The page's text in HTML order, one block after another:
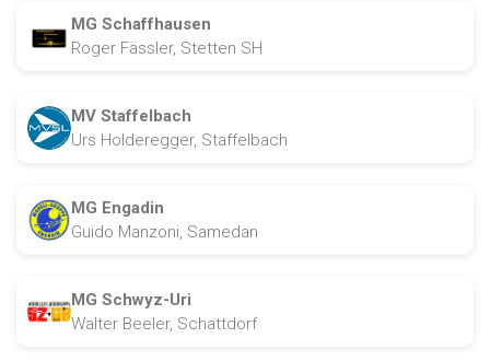
MG Schaffhausen
Roger Fässler, Stetten SH
MV Staffelbach
Urs Holderegger, Staffelbach
MG Engadin
Guido Manzoni, Samedan
MG Schwyz-Uri
Walter Beeler, Schattdorf